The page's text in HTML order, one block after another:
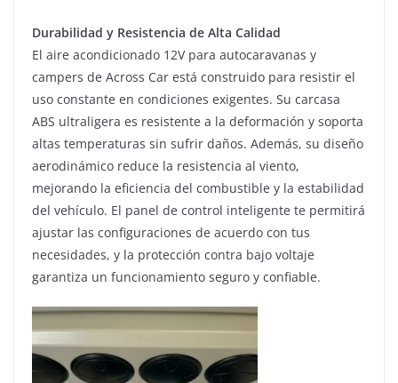
Durabilidad y Resistencia de Alta Calidad
El aire acondicionado 12V para autocaravanas y
campers de Across Car está construido para resistir el
uso constante en condiciones exigentes. Su carcasa
ABS ultraligera es resistente a la deformación y soporta
altas temperaturas sin sufrir daños. Además, su diseño
aerodinámico reduce la resistencia al viento,
mejorando la eficiencia del combustible y la estabilidad
del vehículo. El panel de control inteligente te permitirá
ajustar las configuraciones de acuerdo con tus
necesidades, y la protección contra bajo voltaje
garantiza un funcionamiento seguro y confiable.